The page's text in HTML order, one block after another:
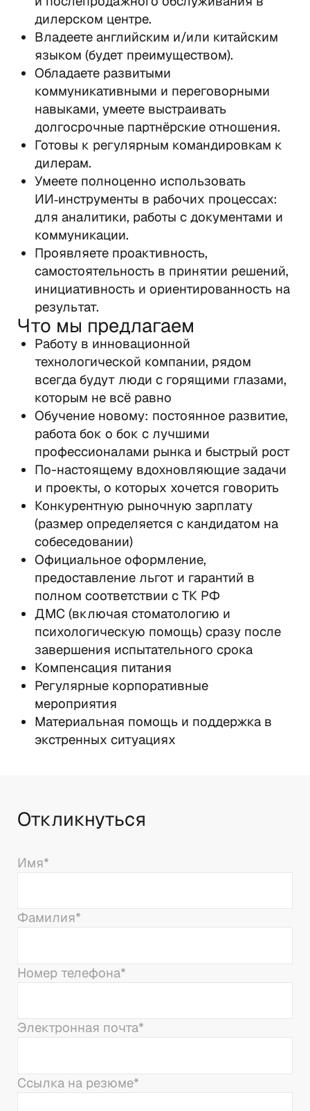
дилерском центре.
Владеете английским и/или китайским
языком (будет преимуществом).
Обладаете развитыми
коммуникативными и переговорными
навыками, умеете выстраивать
долгосрочные партнёрские отношения.
Готовы к регулярным командировкам к
дилерам.
Умеете полноценно использовать
ИИ‑инструменты в рабочих процессах:
для аналитики, работы с документами и
коммуникации.
Проявляете проактивность,
самостоятельность в принятии решений,
инициативность и ориентированность на
результат.
Что мы предлагаем
Работу в инновационной
технологической компании, рядом
всегда будут люди с горящими глазами,
которым не всё равно
Обучение новому: постоянное развитие,
работа бок о бок с лучшими
профессионалами рынка и быстрый рост
По-настоящему вдохновляющие задачи
и проекты, о которых хочется говорить
Конкурентную рыночную зарплату
(размер определяется с кандидатом на
собеседовании)
Официальное оформление,
предоставление льгот и гарантий в
полном соответствии с ТК РФ
ДМС (включая стоматологию и
психологическую помощь) сразу после
завершения испытательного срока
Компенсация питания
Регулярные корпоративные
мероприятия
Материальная помощь и поддержка в
экстренных ситуациях
Откликнуться
Имя*
Фамилия*
Номер телефона*
Электронная почта*
Ссылка на резюме*